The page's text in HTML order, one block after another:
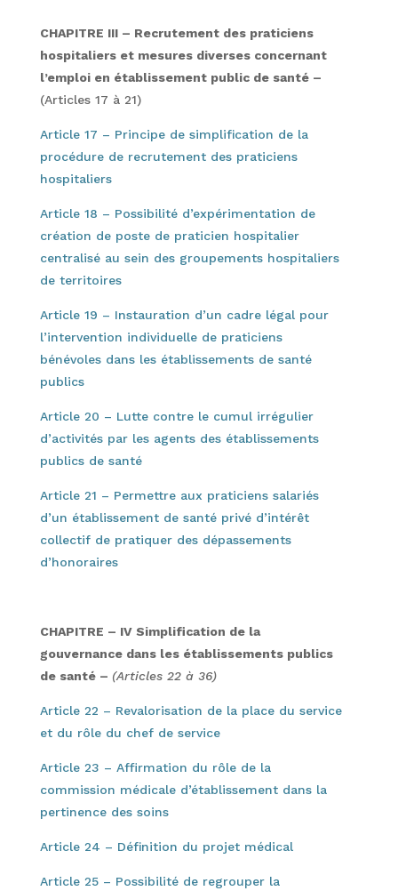
CHAPITRE III – Recrutement des praticiens
hospitaliers et mesures diverses concernant
l’emploi en établissement public de santé –
(Articles 17 à 21)
Article 17 – Principe de simplification de la
procédure de recrutement des praticiens
hospitaliers
Article 18 – Possibilité d’expérimentation de
création de poste de praticien hospitalier
centralisé au sein des groupements hospitaliers
de territoires
Article 19 – Instauration d’un cadre légal pour
l’intervention individuelle de praticiens
bénévoles dans les établissements de santé
publics
Article 20 – Lutte contre le cumul irrégulier
d’activités par les agents des établissements
publics de santé
Article 21 – Permettre aux praticiens salariés
d’un établissement de santé privé d’intérêt
collectif de pratiquer des dépassements
d’honoraires
CHAPITRE – IV Simplification de la
gouvernance dans les établissements publics
de santé – (Articles 22 à 36)
Article 22 – Revalorisation de la place du service
et du rôle du chef de service
Article 23 – Affirmation du rôle de la
commission médicale d’établissement dans la
pertinence des soins
Article 24 – Définition du projet médical
Article 25 – Possibilité de regrouper la